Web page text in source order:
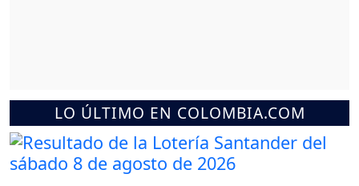
LO ÚLTIMO EN COLOMBIA.COM